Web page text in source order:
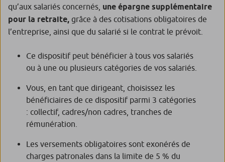
qu’aux salariés concernés, une épargne supplémentaire
pour la retraite, grâce à des cotisations obligatoires de
l’entreprise, ainsi que du salarié si le contrat le prévoit.
Ce dispositif peut bénéficier à tous vos salariés
ou à une ou plusieurs catégories de vos salariés.
Vous, en tant que dirigeant, choisissez les
bénéficiaires de ce dispositif parmi 3 catégories
: collectif, cadres/non cadres, tranches de
rémunération.
Les versements obligatoires sont exonérés de
charges patronales dans la limite de 5 % du